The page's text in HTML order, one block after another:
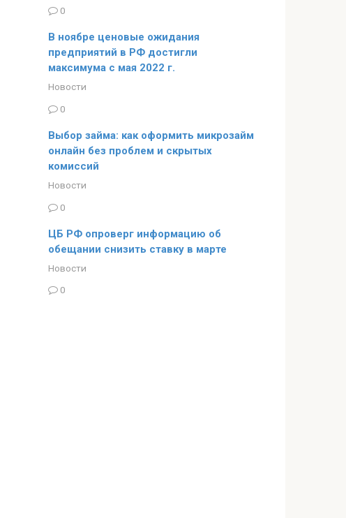
0
В ноябре ценовые ожидания
предприятий в РФ достигли
максимума с мая 2022 г.
Новости
0
Выбор займа: как оформить микрозайм
онлайн без проблем и скрытых
комиссий
Новости
0
ЦБ РФ опроверг информацию об
обещании снизить ставку в марте
Новости
0